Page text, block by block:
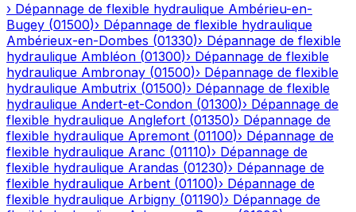
› Dépannage de flexible hydraulique Ambérieu-en-
Bugey (01500)› Dépannage de flexible hydraulique
Ambérieux-en-Dombes (01330)› Dépannage de flexible
hydraulique Ambléon (01300)› Dépannage de flexible
hydraulique Ambronay (01500)› Dépannage de flexible
hydraulique Ambutrix (01500)› Dépannage de flexible
hydraulique Andert-et-Condon (01300)› Dépannage de
flexible hydraulique Anglefort (01350)› Dépannage de
flexible hydraulique Apremont (01100)› Dépannage de
flexible hydraulique Aranc (01110)› Dépannage de
flexible hydraulique Arandas (01230)› Dépannage de
flexible hydraulique Arbent (01100)› Dépannage de
flexible hydraulique Arbigny (01190)› Dépannage de